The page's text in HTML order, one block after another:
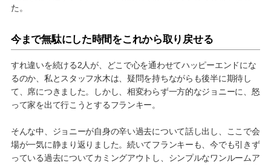
た。
今まで無駄にした時間をこれから取り戻せる
すれ違いを続ける2人が、どこで心を通わせてハッピーエンドにな
るのか、私とスタッフ水木は、疑問を持ちながらも後半に期待し
て、席につきました。しかし、相変わらず一方的なジョニーに、怒
って家を出て行こうとするフランキー。
そんな中、ジョニーが自身の辛い過去について話し出し、ここで会
場が一気に静まり返りました。続いてフランキーも、今でも引きず
っている過去についてカミングアウトし、シンプルなワンルームア